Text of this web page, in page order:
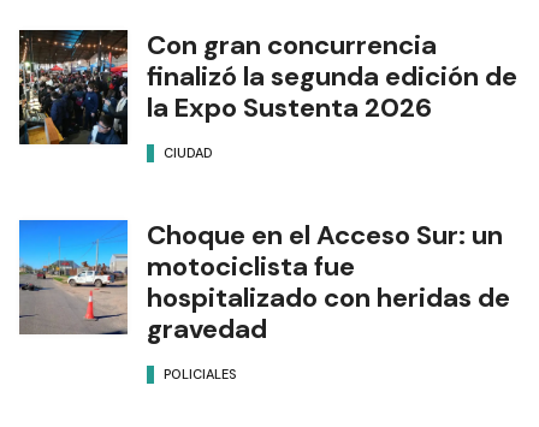
Con gran concurrencia
finalizó la segunda edición de
la Expo Sustenta 2026
CIUDAD
Choque en el Acceso Sur: un
motociclista fue
hospitalizado con heridas de
gravedad
POLICIALES